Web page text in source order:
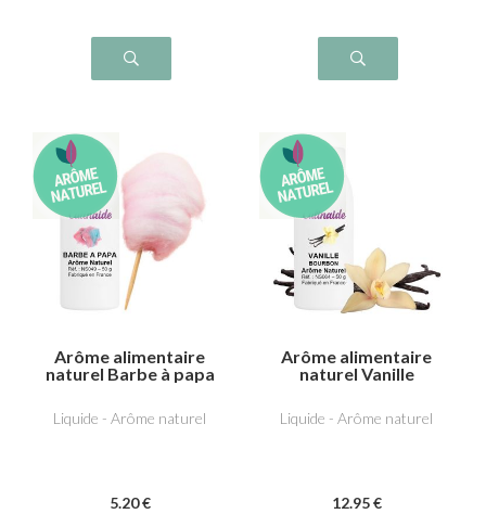
Arôme alimentaire
naturel Barbe à papa
Liquide - Arôme naturel
5.20 €
Arôme alimentaire
naturel Vanille
Liquide - Arôme naturel
12.95 €